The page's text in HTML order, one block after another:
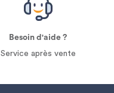
Besoin d'aide ?
Service après vente